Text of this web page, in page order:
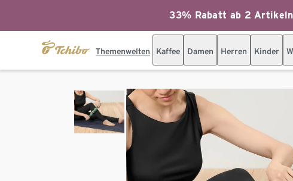
33% Rabatt ab 2
Themenwelten Kaffee Damen Herren Kinder